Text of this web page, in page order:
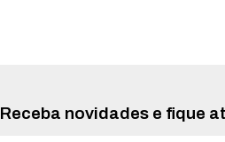
Receba novidades e fique